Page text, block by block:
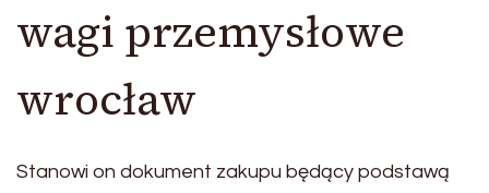
wagi przemysłowe
wrocław
Stanowi on dokument zakupu będący podstawą